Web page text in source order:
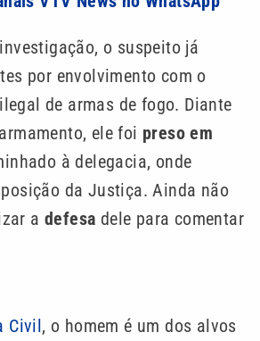
o suspeito já
por envolvimento com o
de armas de fogo. Diante
ele foi preso em
à delegacia, onde
da Justiça. Ainda não
a defesa dele para comentar
Civil, o homem é um dos alvos